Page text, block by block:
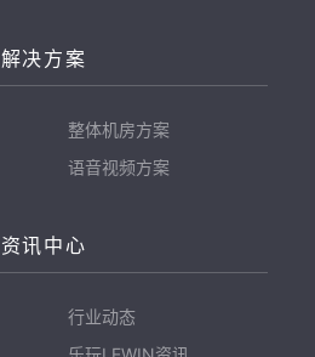
解决方案
整体机房方案
语音视频方案
资讯中心
行业动态